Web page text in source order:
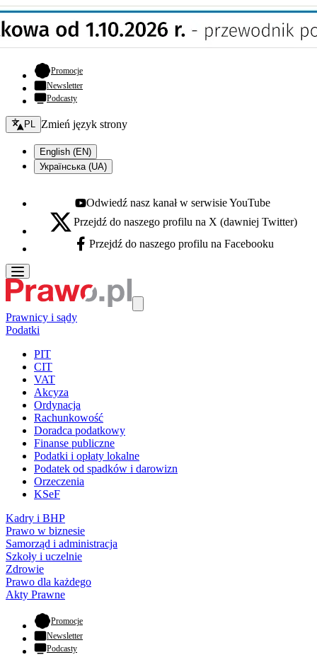
Promocje- otwiera się w nowej karcie
Newsletter
Podcasty
Zmień język - bieżący:
PL Zmień język strony
English (EN)
Українська (UA)
Youtube - otwiera się w nowej karcie
Odwiedź nasz kanał w serwisie YouTube
X - otwiera się w nowej karcie
Przejdź do naszego profilu na X (dawniej Twitter)
Facebook - otwiera się w nowej karcie
Przejdź do naszego profilu na Facebooku
Prawnicy i sądy
Podatki
PIT
CIT
VAT
Akcyza
Ordynacja
Rachunkowość
Doradca podatkowy
Finanse publiczne
Podatki i opłaty lokalne
Podatek od spadków i darowizn
Orzeczenia
KSeF
Kadry i BHP
Prawo w biznesie
Samorząd i administracja
Szkoły i uczelnie
Zdrowie
Prawo dla każdego
Akty Prawne
Promocje- otwiera się w nowej karcie
Newsletter
Podcasty